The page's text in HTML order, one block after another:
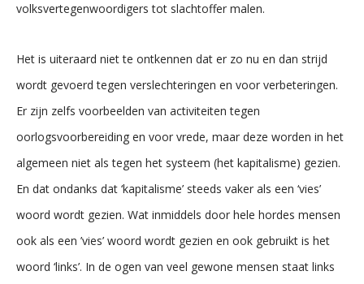
volksvertegenwoordigers tot slachtoffer malen.
Het is uiteraard niet te ontkennen dat er zo nu en dan strijd
wordt gevoerd tegen verslechteringen en voor verbeteringen.
Er zijn zelfs voorbeelden van activiteiten tegen
oorlogsvoorbereiding en voor vrede, maar deze worden in het
algemeen niet als tegen het systeem (het kapitalisme) gezien.
En dat ondanks dat ‘kapitalisme’ steeds vaker als een ‘vies’
woord wordt gezien. Wat inmiddels door hele hordes mensen
ook als een ’vies’ woord wordt gezien en ook gebruikt is het
woord ‘links’. In de ogen van veel gewone mensen staat links